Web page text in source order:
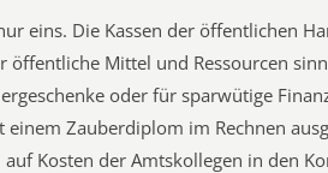
eins. Die Kassen der öffentlichen
öffentliche Mittel und Ressourcen
oder für sparwütige
Zauberdiplom im Rechnen
Kosten der Amtskollegen in den